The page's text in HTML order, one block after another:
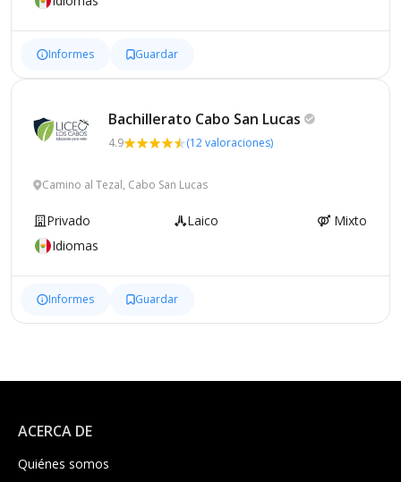
Informes Guardar
Bachillerato Cabo San Lucas
4.9 (12 valoraciones)
Camino al Tezal, Cabo San Lucas
Privado Laico
Mixto
Idiomas
Informes Guardar
ACERCA DE
Quiénes somos